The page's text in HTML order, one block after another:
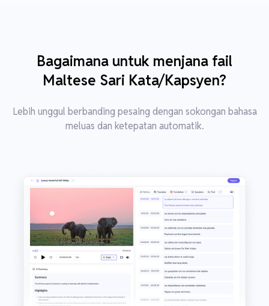
Bagaimana untuk menjana fail
Maltese Sari Kata/Kapsyen?
Lebih unggul berbanding pesaing dengan sokongan bahasa
meluas dan ketepatan automatik.